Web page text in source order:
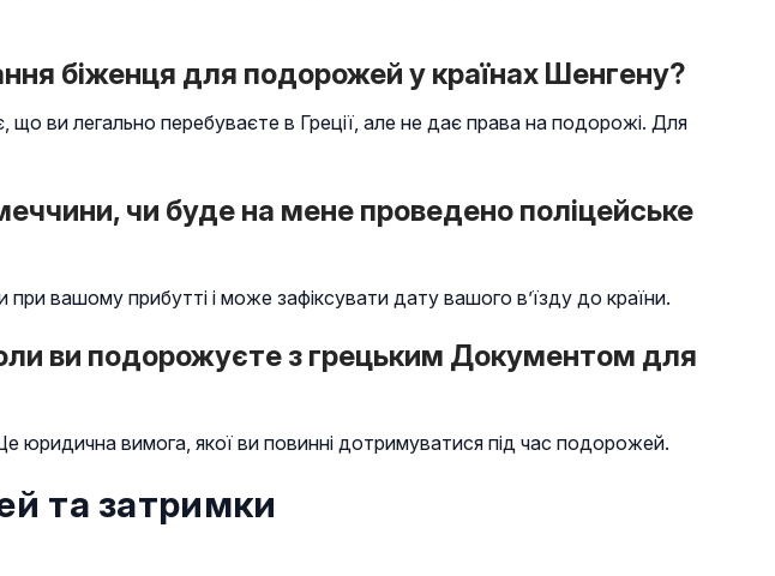
біженця для подорожей у країнах Шенгену?
ви легально перебуваєте в Греції, але не дає права на подорожі. Для
чи буде на мене проведено поліцейське
при вашому прибутті і може зафіксувати дату вашого в’їзду до країни.
ви подорожуєте з грецьким Документом для
юридична вимога, якої ви повинні дотримуватися під час подорожей.
та затримки